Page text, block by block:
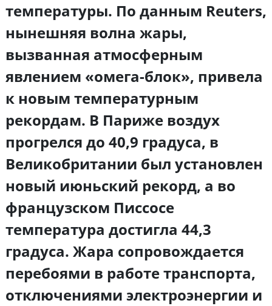
температуры. По данным Reuters,
нынешняя волна жары,
вызванная атмосферным
явлением «омега-блок», привела
к новым температурным
рекордам. В Париже воздух
прогрелся до 40,9 градуса, в
Великобритании был установлен
новый июньский рекорд, а во
французском Писсосе
температура достигла 44,3
градуса. Жара сопровождается
перебоями в работе транспорта,
отключениями электроэнергии и